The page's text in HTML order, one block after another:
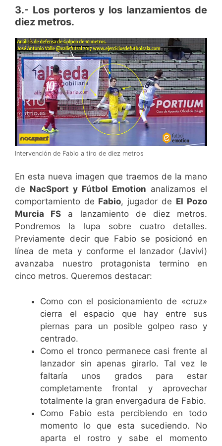
3.- Los porteros y los lanzamientos de
diez metros.
Intervención de Fabio a tiro de diez metros
En esta nueva imagen que traemos de la mano
de NacSport y Fútbol Emotion analizamos el
comportamiento de Fabio, jugador de El Pozo
Murcia FS a lanzamiento de diez metros.
Pondremos la lupa sobre cuatro detalles.
Previamente decir que Fabio se posicionó en
línea de meta y conforme el lanzador (Javivi)
avanzaba nuestro protagonista termino en
cinco metros. Queremos destacar:
Como con el posicionamiento de «cruz»
cierra el espacio que hay entre sus
piernas para un posible golpeo raso y
centrado.
Como el tronco permanece casi frente al
lanzador sin apenas girarlo. Tal vez le
faltaría unos grados para estar
completamente frontal y aprovechar
totalmente la gran envergadura de Fabio.
Como Fabio esta percibiendo en todo
momento lo que esta sucediendo. No
aparta el rostro y sabe el momento